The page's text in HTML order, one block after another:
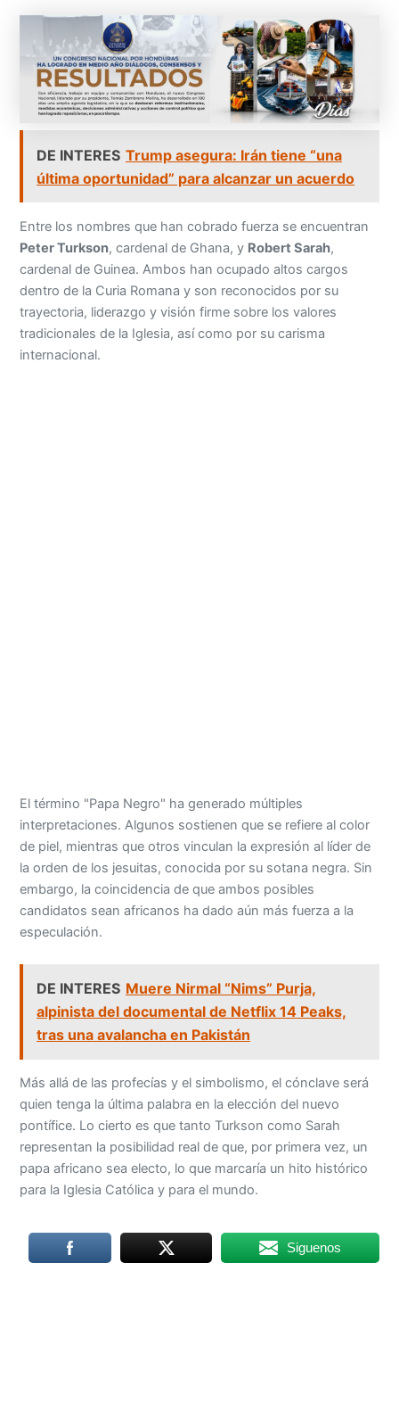
DE INTERES Trump asegura: Irán tiene “una
última oportunidad” para alcanzar un acuerdo
Entre los nombres que han cobrado fuerza se encuentran
Peter Turkson, cardenal de Ghana, y Robert Sarah,
cardenal de Guinea. Ambos han ocupado altos cargos
dentro de la Curia Romana y son reconocidos por su
trayectoria, liderazgo y visión firme sobre los valores
tradicionales de la Iglesia, así como por su carisma
internacional.
El término "Papa Negro" ha generado múltiples
interpretaciones. Algunos sostienen que se refiere al color
de piel, mientras que otros vinculan la expresión al líder de
la orden de los jesuitas, conocida por su sotana negra. Sin
embargo, la coincidencia de que ambos posibles
candidatos sean africanos ha dado aún más fuerza a la
especulación.
DE INTERES Muere Nirmal “Nims” Purja,
alpinista del documental de Netflix 14 Peaks,
tras una avalancha en Pakistán
Más allá de las profecías y el simbolismo, el cónclave será
quien tenga la última palabra en la elección del nuevo
pontífice. Lo cierto es que tanto Turkson como Sarah
representan la posibilidad real de que, por primera vez, un
papa africano sea electo, lo que marcaría un hito histórico
para la Iglesia Católica y para el mundo.
Siguenos